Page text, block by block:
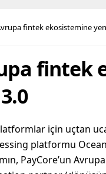
fintek ekosistemine
için uçtan
platformu Ocean
PayCore’un